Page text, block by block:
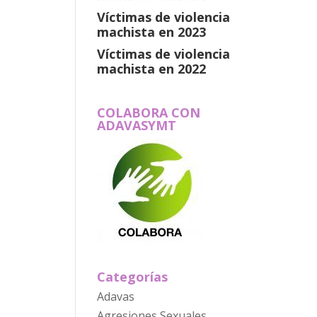
Víctimas de violencia
machista en 2023
Víctimas de violencia
machista en 2022
COLABORA CON
ADAVASYMT
Categorías
Adavas